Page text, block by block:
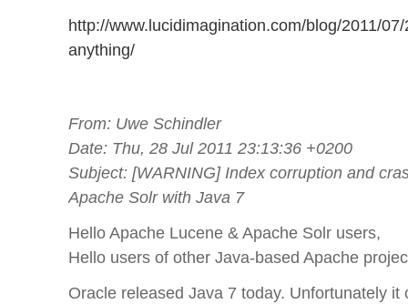
http://www.lucidimagination.com/blog/2011/
anything/
From: Uwe Schindler
Date: Thu, 28 Jul 2011 23:13:36 +0200
Subject: [WARNING] Index corruption and
Apache Solr with Java 7
Hello Apache Lucene & Apache Solr users,
Hello users of other Java-based Apache
Oracle released Java 7 today. Unfortunately